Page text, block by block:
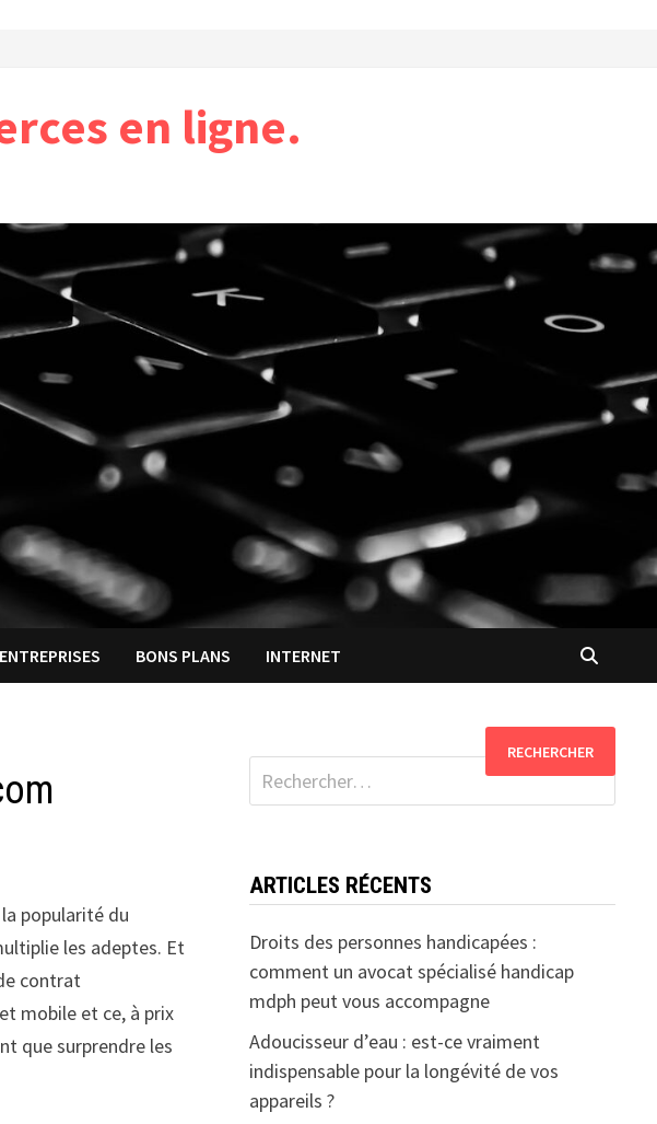
en ligne.
BONS PLANS INTERNET
popularité du
les adeptes. Et
contrat
mobile et ce, à prix
que surprendre les
ARTICLES RÉCENTS
Droits des personnes handicapées :
comment un avocat spécialisé handicap
mdph peut vous accompagne
Adoucisseur d’eau : est-ce vraiment
indispensable pour la longévité de vos
appareils ?